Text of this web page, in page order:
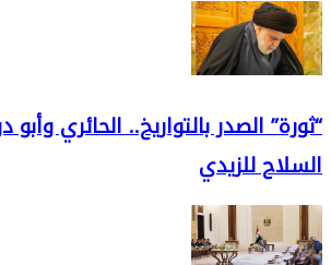
“ثورة” الصدر بالتواريخ.. الحائري
السلاح للزيدي